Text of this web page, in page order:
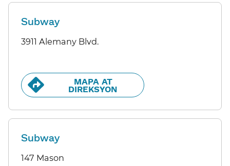
Subway
3911 Alemany Blvd.
MAPA AT
DIREKSYON​​
Subway
147 Mason